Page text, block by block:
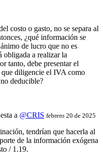
costo o gasto, no se separa al
¿qué información se
de lucro que no es
obligada a realizar la
tanto, debe presentar el
diligencie el IVA como
deducible?
a @CRIS febrero 20 de 2025
tendrían que hacerla al
de la información exógena
/ 1.19.